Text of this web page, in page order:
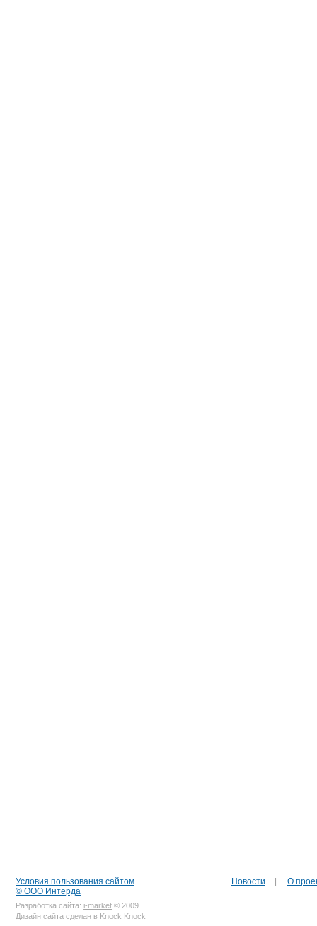
Условия пользования сайтом
© ООО Интерда
Разработка сайта: i-market © 2009
Дизайн сайта сделан в Knock Knock
Новости О